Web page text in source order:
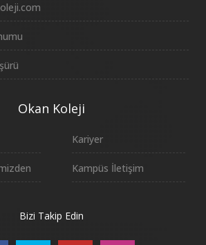
Okan Koleji
Kariyer
Kampüs İletişim
Bizi Takip Edin